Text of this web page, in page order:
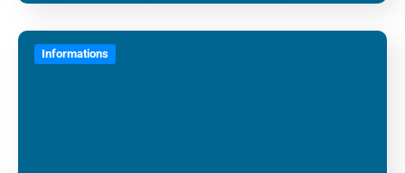
Informations